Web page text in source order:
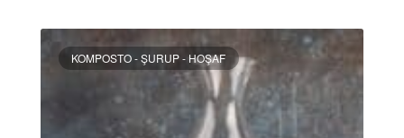
KOMPOSTO - ŞURUP - HOŞAF